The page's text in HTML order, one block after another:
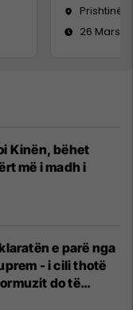
Prishtinë
26 Mars
Kinën, bëhet
më i madh i
e parë nga
- i cili thotë
do të